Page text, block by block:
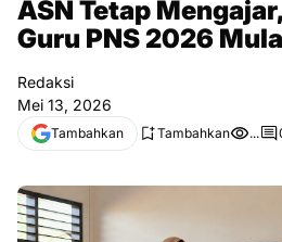
ASN Tetap
Guru PNS 2026
Redaksi
Mei 13, 2026
Tambahkan Tambahkan ...